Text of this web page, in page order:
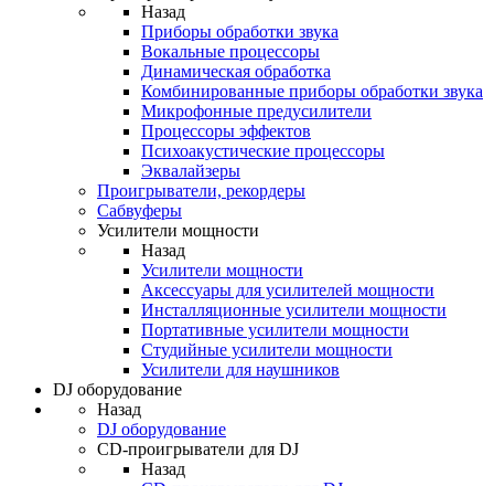
Назад
Приборы обработки звука
Вокальные процессоры
Динамическая обработка
Комбинированные приборы обработки звука
Микрофонные предусилители
Процессоры эффектов
Психоакустические процессоры
Эквалайзеры
Проигрыватели, рекордеры
Сабвуферы
Усилители мощности
Назад
Усилители мощности
Аксессуары для усилителей мощности
Инсталляционные усилители мощности
Портативные усилители мощности
Студийные усилители мощности
Усилители для наушников
DJ оборудование
Назад
DJ оборудование
CD-проигрыватели для DJ
Назад